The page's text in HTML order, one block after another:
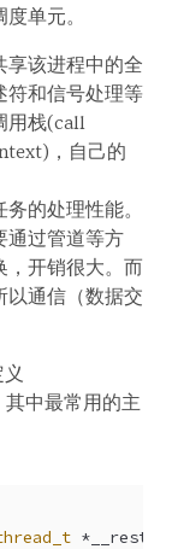
单元。
享该进程中的全
符和信号处理等
用栈(call
，自己的
的处理性能。
通过管道等方
，开销很大。而
以通信（数据交
其中最常用的主